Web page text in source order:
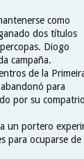
como
dos títulos
Diogo
campaña.
de la
para
por su
un portero
para ocuparse